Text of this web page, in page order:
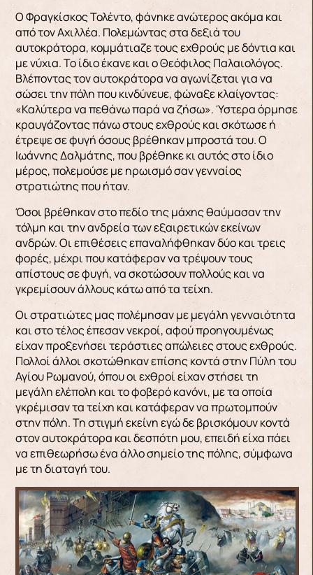
Ο Φραγκίσκος Τολέντο, φάνηκε ανώτερος ακόμα και
από τον Αχιλλέα. Πολεμώντας στα δεξιά του
αυτοκράτορα, κομμάτιαζε τους εχθρούς με δόντια και
με νύχια. Το ίδιο έκανε και ο Θεόφιλος Παλαιολόγος.
Βλέποντας τον αυτοκράτορα να αγω­νίζεται για να
σώσει την πόλη που κινδύνευε, φώναξε κλαίγοντας:
«Καλύτερα να πεθάνω παρά να ζήσω». Ύστερα όρμησε
κραυγάζοντας πάνω στους εχθρούς και σκότωσε ή
έτρεψε σε φυγή όσους βρέ­θηκαν μπροστά του. Ο
Ιωάννης Δαλμάτης, που βρέθηκε κι αυτός στο ίδιο
μέρος, πολεμούσε με ηρωισμό σαν γενναίος
στρατιώτης που ήταν.
Ό­σοι βρέθηκαν στο πεδίο της μάχης θαύμασαν την
τόλμη και την ανδρεία των εξαιρετικών εκείνων
ανδρών. Οι επιθέσεις επαναλήφθηκαν δύο και τρεις
φορές, μέχρι που κατάφεραν να τρέψουν τους
απίστους σε φυγή, να σκοτώσουν πολλούς και να
γκρεμίσουν άλλους κάτω από τα τείχη.
Οι στρατιώτες μας πολέμησαν με μεγάλη γενναιότητα
και στο τέλος έπεσαν νεκροί, αφού προηγουμένως
είχαν προξενήσει τεράστιες απώλειες στους ε­χθρούς.
Πολλοί άλλοι σκοτώθηκαν επίσης κοντά στην Πύλη του
Αγίου Ρωμανού, όπου οι εχθροί είχαν στήσει τη
μεγάλη ελέπολη και το φοβερό κανόνι, με τα οποία
γκρέμισαν τα τείχη και κατάφεραν να πρωτομπούν
στην πόλη. Τη στιγμή εκεί­νη εγώ δε βρισκόμουν κοντά
στον αυτοκράτορα και δεσπότη μου, επειδή είχα πάει
να επιθεωρήσω ένα άλλο σημείο της πόλης, σύμφωνα
με τη διατα­γή του.